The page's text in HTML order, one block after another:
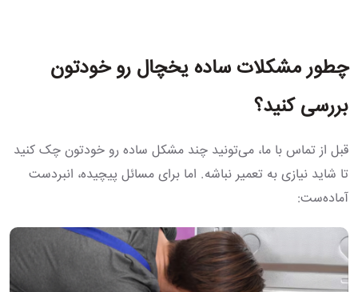
چطور مشکلات ساده یخچال رو خودتون
بررسی کنید؟
قبل از تماس با ما، می‌تونید چند مشکل ساده رو خودتون چک کنید
تا شاید نیازی به تعمیر نباشه. اما برای مسائل پیچیده، انبردست
آماده‌ست: